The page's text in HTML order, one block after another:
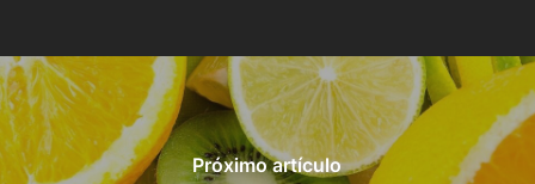
Próximo artículo